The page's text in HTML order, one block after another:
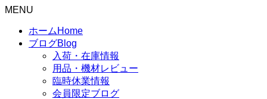
MENU
ホーム Home
ブログBlog
入荷・在庫情報
用品・機材レビュー
臨時休業情報
会員限定ブログ